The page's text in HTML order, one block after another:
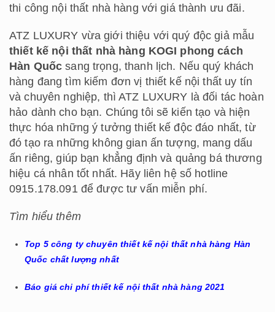
thi công nội thất nhà hàng với giá thành ưu đãi.
ATZ LUXURY vừa giới thiệu với quý độc giả mẫu
thiết kế nội thất nhà hàng KOGI phong cách
Hàn Quốc sang trọng, thanh lịch. Nếu quý khách
hàng đang tìm kiếm đơn vị thiết kế nội thất uy tín
và chuyên nghiệp, thì ATZ LUXURY là đối tác hoàn
hảo dành cho bạn. Chúng tôi sẽ kiến tạo và hiện
thực hóa những ý tưởng thiết kế độc đáo nhất, từ
đó tạo ra những không gian ấn tượng, mang dấu
ấn riêng, giúp bạn khẳng định và quảng bá thương
hiệu cá nhân tốt nhất. Hãy liên hệ số hotline
0915.178.091 để được tư vấn miễn phí.
Tìm hiểu thêm
Top 5 công ty chuyên thiết kế nội thất nhà hàng Hàn
Quốc chất lượng nhất
Báo giá chi phí thiết kế nội thất nhà hàng 2021